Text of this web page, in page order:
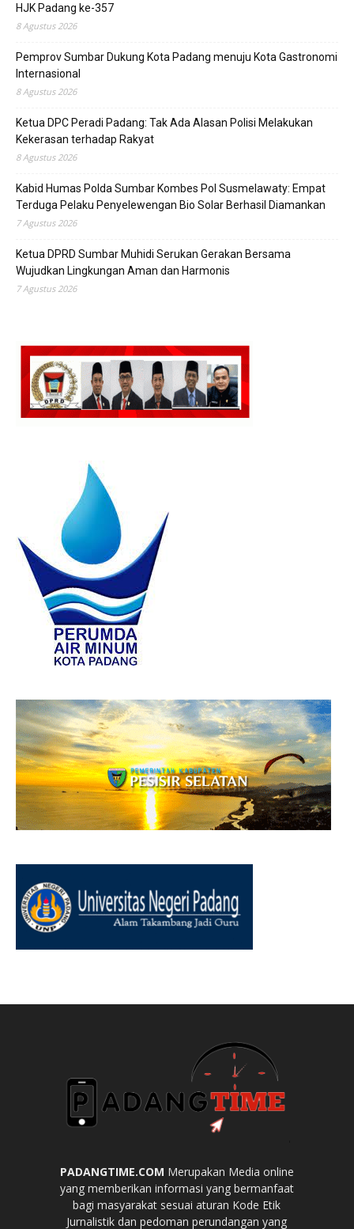
HJK Padang ke-357
8 Agustus 2026
Pemprov Sumbar Dukung Kota Padang menuju Kota Gastronomi
Internasional
8 Agustus 2026
Ketua DPC Peradi Padang: Tak Ada Alasan Polisi Melakukan
Kekerasan terhadap Rakyat
8 Agustus 2026
Kabid Humas Polda Sumbar Kombes Pol Susmelawaty: Empat
Terduga Pelaku Penyelewengan Bio Solar Berhasil Diamankan
7 Agustus 2026
Ketua DPRD Sumbar Muhidi Serukan Gerakan Bersama
Wujudkan Lingkungan Aman dan Harmonis
7 Agustus 2026
PADANGTIME.COM Merupakan Media online
yang memberikan informasi yang bermanfaat
bagi masyarakat sesuai aturan Kode Etik
Jurnalistik dan pedoman perundangan yang